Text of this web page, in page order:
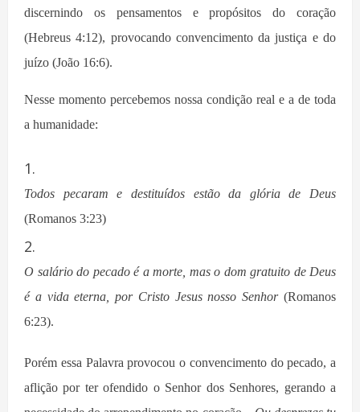
discernindo os pensamentos e propósitos do coração
(Hebreus 4:12), provocando convencimento da justiça e do
juízo (João 16:6).
Nesse momento percebemos nossa condição real e a de toda
a humanidade:
Todos pecaram e destituídos estão da glória de Deus
(Romanos 3:23)
O salário do pecado é a morte, mas o dom gratuito de Deus
é a vida eterna, por Cristo Jesus nosso Senhor(Romanos
6:23).
Porém essa Palavra provocou o convencimento do pecado, a
aflição por ter ofendido o Senhor dos Senhores, gerando a